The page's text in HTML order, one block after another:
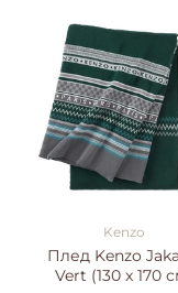
Kenzo
Плед Kenzo
Vert (130 x 170